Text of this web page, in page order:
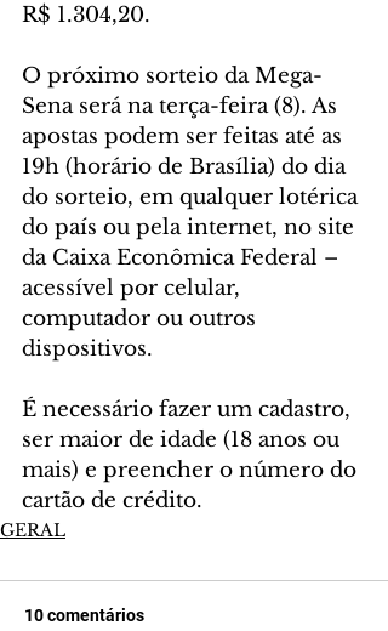
R$ 1.304,20.
O próximo sorteio da Mega-
Sena será na terça-feira (8). As
apostas podem ser feitas até as
19h (horário de Brasília) do dia
do sorteio, em qualquer lotérica
do país ou pela internet, no site
da Caixa Econômica Federal –
acessível por celular,
computador ou outros
dispositivos.
É necessário fazer um cadastro,
ser maior de idade (18 anos ou
mais) e preencher o número do
cartão de crédito.
GERAL
10 comentários